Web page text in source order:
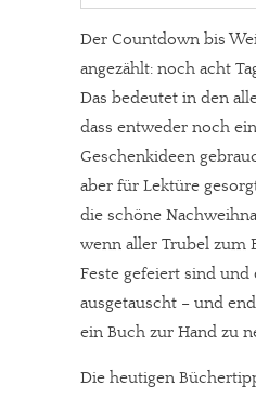
Der Countdown bis
angezählt: noch acht
Das bedeutet in den
dass entweder noch
Geschenkideen
aber für Lektüre
die schöne
wenn aller Trubel zum
Feste gefeiert sind und
ausgetauscht – und
ein Buch zur Hand zu
Die heutigen